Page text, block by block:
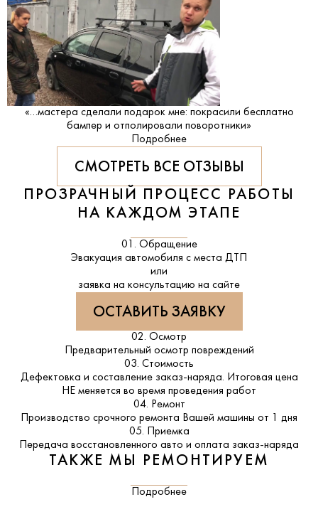
«…мастера сделали подарок мне: покрасили бесплатно
бампер и отполировали поворотники»
Подробнее
СМОТРЕТЬ ВСЕ ОТЗЫВЫ
ПРОЗРАЧНЫЙ ПРОЦЕСС РАБОТЫ
НА КАЖДОМ ЭТАПЕ
01. Обращение
Эвакуация автомобиля с места ДТП
или
заявка на консультацию на сайте
ОСТАВИТЬ ЗАЯВКУ
02. Осмотр
Предварительный осмотр повреждений
03. Стоимость
Дефектовка и составление заказ-наряда. Итоговая цена
НЕ меняется во время проведения работ
04. Ремонт
Производство срочного ремонта Вашей машины от 1 дня
05. Приемка
Передача восстановленного авто и оплата заказ-наряда
ТАКЖЕ МЫ РЕМОНТИРУЕМ
Подробнее